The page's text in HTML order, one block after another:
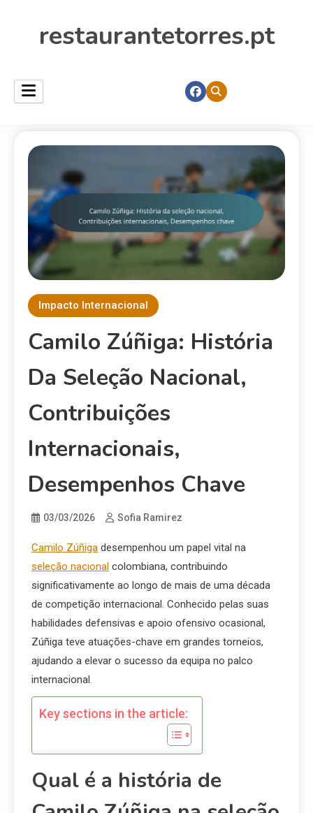
restaurantetorres.pt
Impacto Internacional
Camilo Zúñiga: História
Da Seleção Nacional,
Contribuições
Internacionais,
Desempenhos Chave
03/03/2026 Sofia Ramirez
Camilo Zúñiga desempenhou um papel vital na
seleção nacional colombiana, contribuindo
significativamente ao longo de mais de uma década
de competição internacional. Conhecido pelas suas
habilidades defensivas e apoio ofensivo ocasional,
Zúñiga teve atuações-chave em grandes torneios,
ajudando a elevar o sucesso da equipa no palco
internacional.
Key sections in the article:
Qual é a história de